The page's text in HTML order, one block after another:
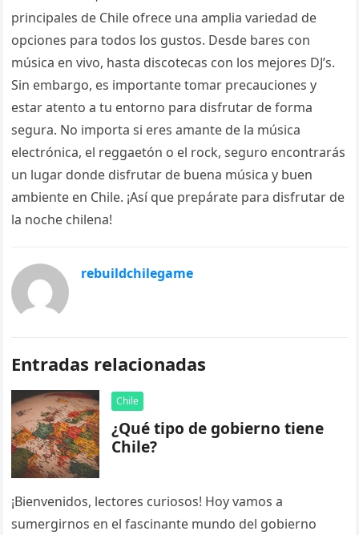
principales de Chile ofrece una amplia variedad de
opciones para todos los gustos. Desde bares con
música en vivo, hasta discotecas con los mejores DJ’s.
Sin embargo, es importante tomar precauciones y
estar atento a tu entorno para disfrutar de forma
segura. No importa si eres amante de la música
electrónica, el reggaetón o el rock, seguro encontrarás
un lugar donde disfrutar de buena música y buen
ambiente en Chile. ¡Así que prepárate para disfrutar de
la noche chilena!
rebuildchilegame
Entradas relacionadas
Chile
¿Qué tipo de gobierno tiene
Chile?
¡Bienvenidos, lectores curiosos! Hoy vamos a
sumergirnos en el fascinante mundo del gobierno